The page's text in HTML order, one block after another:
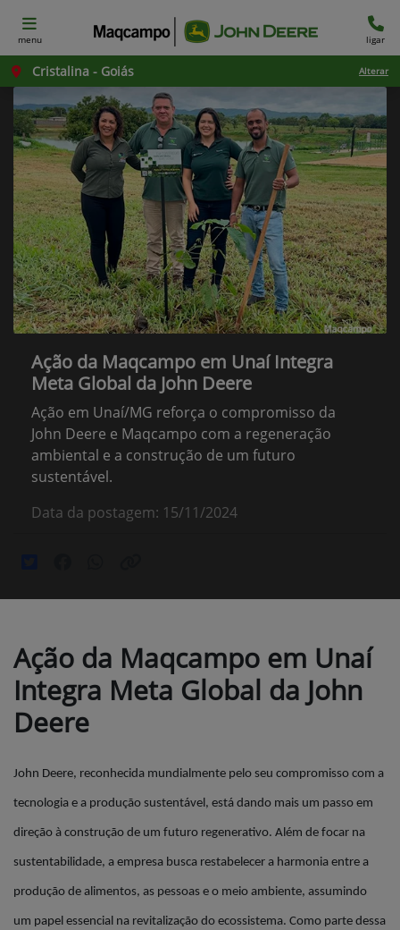
menu ligar
Cristalina - Goiás Alterar
Ação da Maqcampo em Unaí Integra
Meta Global da John Deere
Ação em Unaí/MG reforça o compromisso da
John Deere e Maqcampo com a regeneração
ambiental e a construção de um futuro
sustentável.
Data da postagem: 15/11/2024
Ação da Maqcampo em Unaí
Integra Meta Global da John
Deere
John Deere, reconhecida mundialmente pelo seu compromisso com a
tecnologia e a produção sustentável, está dando mais um passo em
direção à construção de um futuro regenerativo. Além de focar na
sustentabilidade, a empresa busca restabelecer a harmonia entre a
produção de alimentos, as pessoas e o meio ambiente, assumindo
um papel essencial na revitalização do ecossistema. Como parte dessa